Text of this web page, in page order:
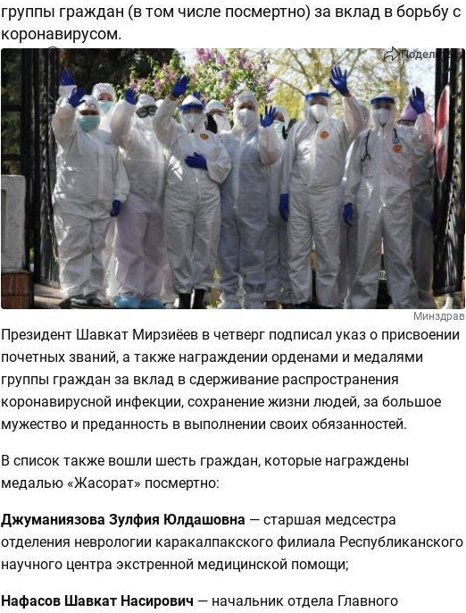
группы граждан (в том числе посмертно) за вклад в борьбу с
коронавирусом.
5448 0 Поделиться
Минздрав
Президент Шавкат Мирзиёев в четверг подписал указ о присвоении
почетных званий, а также награждении орденами и медалями
группы граждан за вклад в сдерживание распространения
коронавирусной инфекции, сохранение жизни людей, за большое
мужество и преданность в выполнении своих обязанностей.
В список также вошли шесть граждан, которые награждены
медалью «Жасорат» посмертно:
Джуманиязова Зулфия Юлдашовна — старшая медсестра
отделения неврологии каракалпакского филиала Республиканского
научного центра экстренной медицинской помощи;
Нафасов Шавкат Насирович — начальник отдела Главного